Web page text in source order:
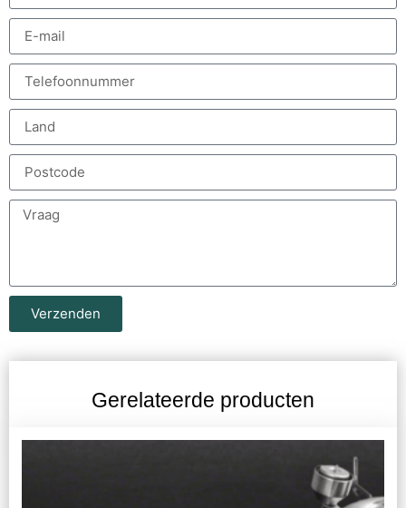
Verzenden
Gerelateerde producten